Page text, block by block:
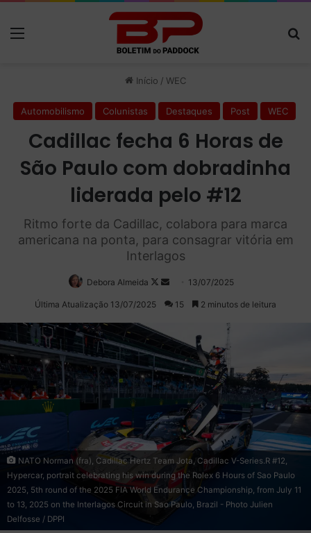
Início / WEC
Automobilismo Colunistas Destaques Post WEC
Cadillac fecha 6 Horas de
São Paulo com dobradinha
liderada pelo #12
Ritmo forte da Cadillac, colabora para marca
americana na ponta, para consagrar vitória em
Interlagos
Debora Almeida
Follow
on
Mande
um
13/07/2025
Última Atualização 13/07/2025 15 2 minutos de leitura
NATO Norman (fra), Cadillac Hertz Team Jota, Cadillac V-Series.R #12,
Hypercar, portrait celebrating his win during the Rolex 6 Hours of Sao Paulo
2025, 5th round of the 2025 FIA World Endurance Championship, from July 11
to 13, 2025 on the Interlagos Circuit in Sao Paulo, Brazil - Photo Julien
Delfosse / DPPI